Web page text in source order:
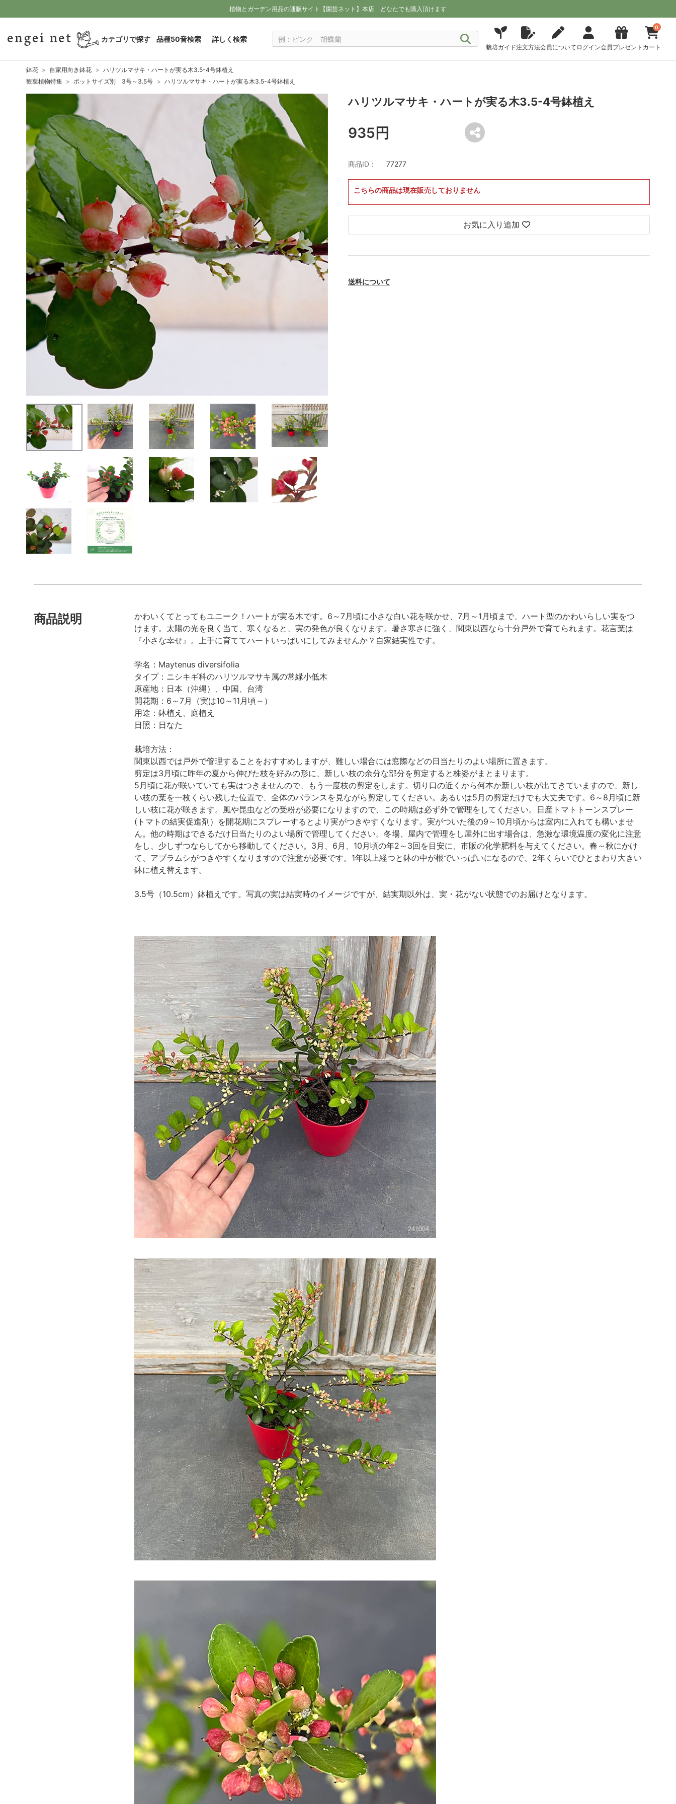
植物とガーデン用品の通販サイト【園芸ネット】本店 どなたでも購入頂けます
カテゴリで探す 品種50音検索 詳しく検索
栽培ガイド注文方法会員について ログイン会員プレゼント
0
カート
鉢花 自家用向き鉢花
ハリツルマサキ・ハートが実る木3.5-4号鉢植え
観葉植物特集
ポットサイズ別 3号～3.5号 ハリツルマサキ・ハートが実る木3.5-4号鉢植え
ハリツルマサキ・ハートが実る木3.5-4号鉢植え
935円
商品ID： 77277
こちらの商品は現在販売しておりません
お気に入り追加
送料について
商品説明
かわいくてとってもユニーク！ハートが実る木です。6～7月頃に小さな白い花を咲かせ、7月～1月頃まで、ハート型のかわいらしい実をつ
けます。太陽の光を良く当て、寒くなると、実の発色が良くなります。暑さ寒さに強く、関東以西なら十分戸外で育てられます。花言葉は
『小さな幸せ』。上手に育ててハートいっぱいにしてみませんか？自家結実性です。
学名：Maytenus diversifolia
タイプ：ニシキギ科のハリツルマサキ属の常緑小低木
原産地：日本（沖縄）、中国、台湾
開花期：6～7月（実は10～11月頃～）
用途：鉢植え、庭植え
日照：日なた
栽培方法：
関東以西では戸外で管理することをおすすめしますが、難しい場合には窓際などの日当たりのよい場所に置きます。
剪定は3月頃に昨年の夏から伸びた枝を好みの形に、新しい枝の余分な部分を剪定すると株姿がまとまります。
5月頃に花が咲いていても実はつきませんので、もう一度枝の剪定をします。切り口の近くから何本か新しい枝が出てきていますので、新し
い枝の葉を一枚くらい残した位置で、全体のバランスを見ながら剪定してください。あるいは5月の剪定だけでも大丈夫です。6～8月頃に新
しい枝に花が咲きます。風や昆虫などの受粉が必要になりますので、この時期は必ず外で管理をしてください。日産トマトトーンスプレー
(トマトの結実促進剤）を開花期にスプレーするとより実がつきやすくなります。実がついた後の9～10月頃からは室内に入れても構いませ
ん。他の時期はできるだけ日当たりのよい場所で管理してください。冬場、屋内で管理をし屋外に出す場合は、急激な環境温度の変化に注意
をし、少しずつならしてから移動してください。3月、6月、10月頃の年2～3回を目安に、市販の化学肥料を与えてください。春～秋にかけ
て、アブラムシがつきやすくなりますので注意が必要です。1年以上経つと鉢の中が根でいっぱいになるので、2年くらいでひとまわり大きい
鉢に植え替えます。
3.5号（10.5cm）鉢植えです。写真の実は結実時のイメージですが、結実期以外は、実・花がない状態でのお届けとなります。